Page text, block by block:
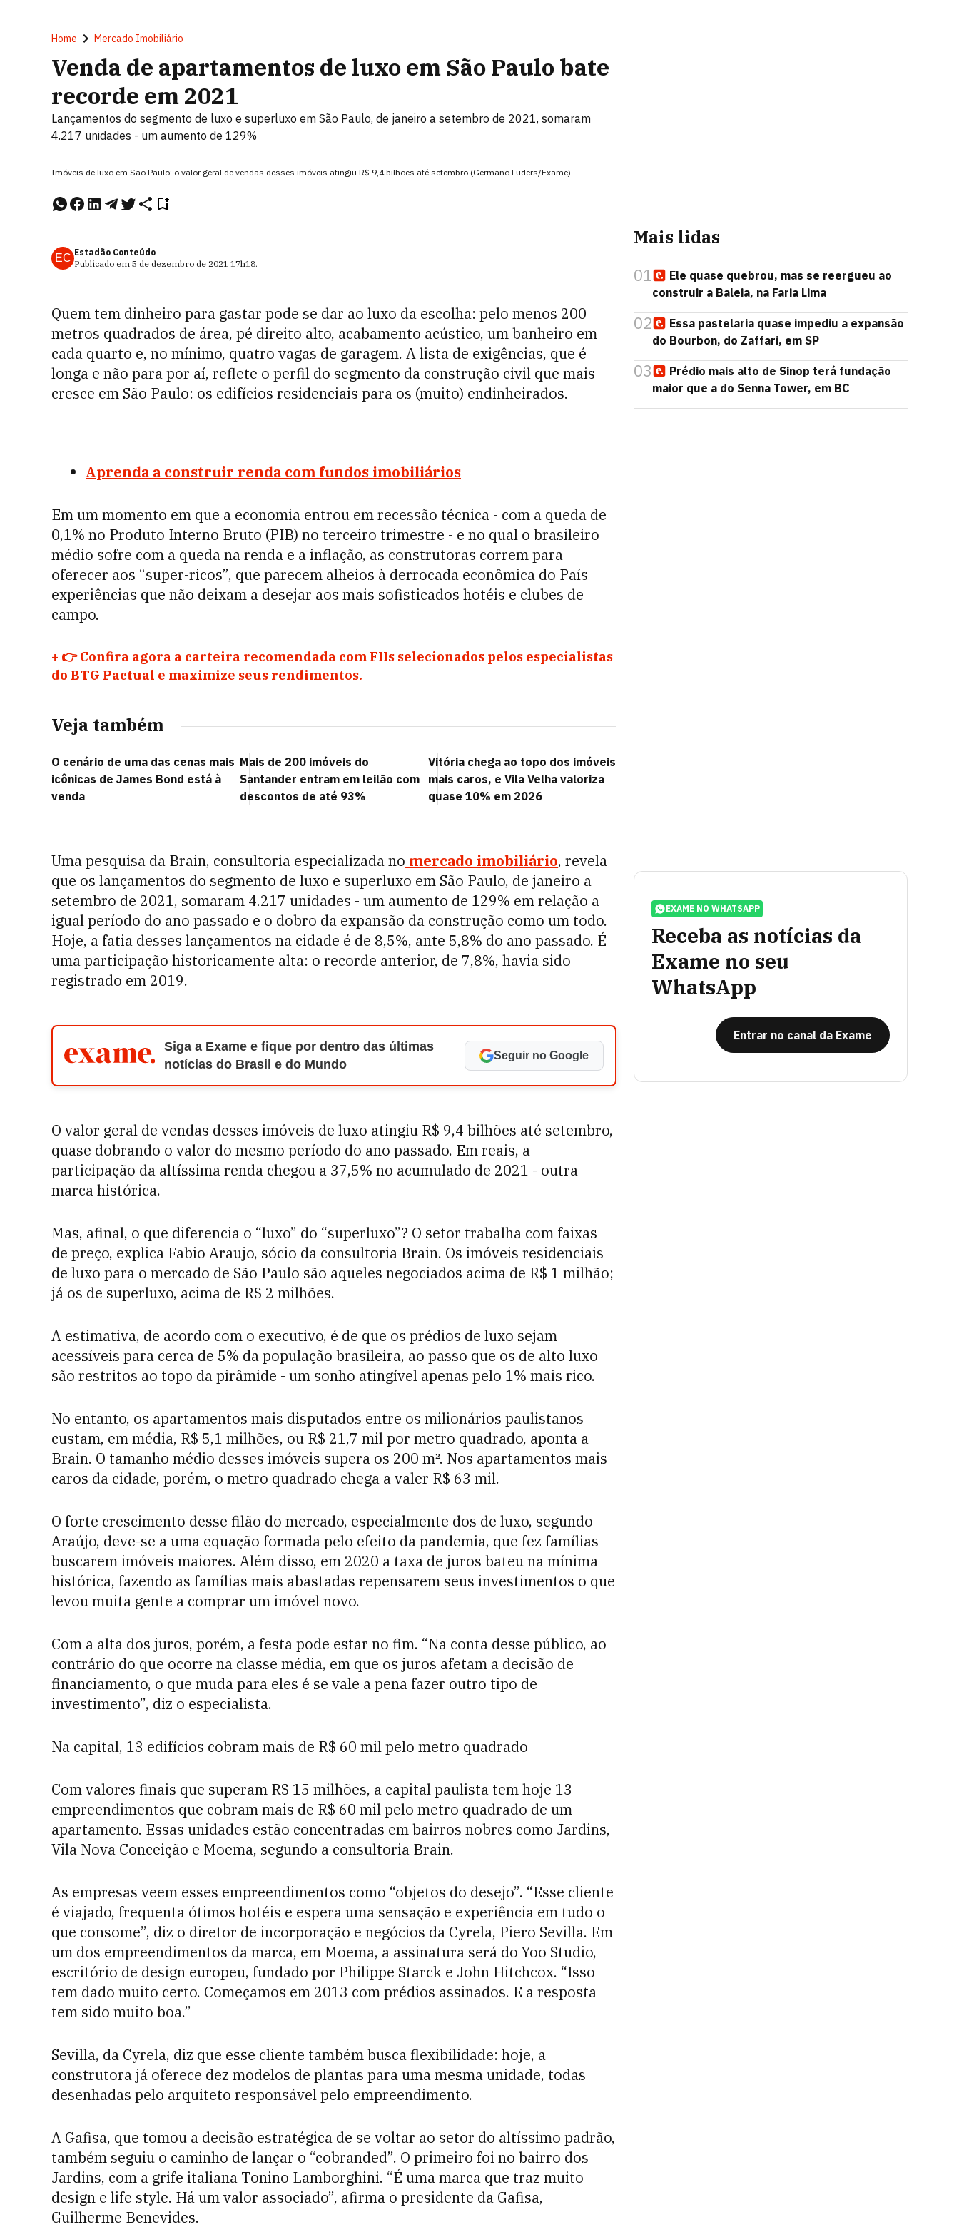
Home Mercado Imobiliário
Venda de apartamentos de luxo em São Paulo bate
recorde em 2021
Lançamentos do segmento de luxo e superluxo em São Paulo, de janeiro a setembro de 2021, somaram
4.217 unidades - um aumento de 129%
Imóveis de luxo em São Paulo: o valor geral de vendas desses imóveis atingiu R$ 9,4 bilhões até setembro (Germano Lüders/Exame)
EC Estadão Conteúdo
Publicado em 5 de dezembro de 2021 17h18.
Quem tem dinheiro para gastar pode se dar ao luxo da escolha: pelo menos 200
metros quadrados de área, pé direito alto, acabamento acústico, um banheiro em
cada quarto e, no mínimo, quatro vagas de garagem. A lista de exigências, que é
longa e não para por aí, reflete o perfil do segmento da construção civil que mais
cresce em São Paulo: os edifícios residenciais para os (muito) endinheirados.
Aprenda a construir renda com fundos imobiliários
Em um momento em que a economia entrou em recessão técnica - com a queda de
0,1% no Produto Interno Bruto (PIB) no terceiro trimestre - e no qual o brasileiro
médio sofre com a queda na renda e a inflação, as construtoras correm para
oferecer aos “super-ricos”, que parecem alheios à derrocada econômica do País
experiências que não deixam a desejar aos mais sofisticados hotéis e clubes de
campo.
+ 👉 Confira agora a carteira recomendada com FIIs selecionados pelos especialistas
do BTG Pactual e maximize seus rendimentos.
Veja também
O cenário de uma das cenas mais
icônicas de James Bond está à
venda
Mais de 200 imóveis do
Santander entram em leilão com
descontos de até 93%
Vitória chega ao topo dos imóveis
mais caros, e Vila Velha valoriza
quase 10% em 2026
Uma pesquisa da Brain, consultoria especializada no mercado imobiliário, revela
que os lançamentos do segmento de luxo e superluxo em São Paulo, de janeiro a
setembro de 2021, somaram 4.217 unidades - um aumento de 129% em relação a
igual período do ano passado e o dobro da expansão da construção como um todo.
Hoje, a fatia desses lançamentos na cidade é de 8,5%, ante 5,8% do ano passado. É
uma participação historicamente alta: o recorde anterior, de 7,8%, havia sido
registrado em 2019.
Siga a Exame e fique por dentro das últimas
notícias do Brasil e do Mundo
Seguir no Google
O valor geral de vendas desses imóveis de luxo atingiu R$ 9,4 bilhões até setembro,
quase dobrando o valor do mesmo período do ano passado. Em reais, a
participação da altíssima renda chegou a 37,5% no acumulado de 2021 - outra
marca histórica.
Mas, afinal, o que diferencia o “luxo” do “superluxo”? O setor trabalha com faixas
de preço, explica Fabio Araujo, sócio da consultoria Brain. Os imóveis residenciais
de luxo para o mercado de São Paulo são aqueles negociados acima de R$ 1 milhão;
já os de superluxo, acima de R$ 2 milhões.
A estimativa, de acordo com o executivo, é de que os prédios de luxo sejam
acessíveis para cerca de 5% da população brasileira, ao passo que os de alto luxo
são restritos ao topo da pirâmide - um sonho atingível apenas pelo 1% mais rico.
No entanto, os apartamentos mais disputados entre os milionários paulistanos
custam, em média, R$ 5,1 milhões, ou R$ 21,7 mil por metro quadrado, aponta a
Brain. O tamanho médio desses imóveis supera os 200 m². Nos apartamentos mais
caros da cidade, porém, o metro quadrado chega a valer R$ 63 mil.
O forte crescimento desse filão do mercado, especialmente dos de luxo, segundo
Araújo, deve-se a uma equação formada pelo efeito da pandemia, que fez famílias
buscarem imóveis maiores. Além disso, em 2020 a taxa de juros bateu na mínima
histórica, fazendo as famílias mais abastadas repensarem seus investimentos o que
levou muita gente a comprar um imóvel novo.
Com a alta dos juros, porém, a festa pode estar no fim. “Na conta desse público, ao
contrário do que ocorre na classe média, em que os juros afetam a decisão de
financiamento, o que muda para eles é se vale a pena fazer outro tipo de
investimento”, diz o especialista.
Na capital, 13 edifícios cobram mais de R$ 60 mil pelo metro quadrado
Com valores finais que superam R$ 15 milhões, a capital paulista tem hoje 13
empreendimentos que cobram mais de R$ 60 mil pelo metro quadrado de um
apartamento. Essas unidades estão concentradas em bairros nobres como Jardins,
Vila Nova Conceição e Moema, segundo a consultoria Brain.
As empresas veem esses empreendimentos como “objetos do desejo”. “Esse cliente
é viajado, frequenta ótimos hotéis e espera uma sensação e experiência em tudo o
que consome”, diz o diretor de incorporação e negócios da Cyrela, Piero Sevilla. Em
um dos empreendimentos da marca, em Moema, a assinatura será do Yoo Studio,
escritório de design europeu, fundado por Philippe Starck e John Hitchcox. “Isso
tem dado muito certo. Começamos em 2013 com prédios assinados. E a resposta
tem sido muito boa.”
Sevilla, da Cyrela, diz que esse cliente também busca flexibilidade: hoje, a
construtora já oferece dez modelos de plantas para uma mesma unidade, todas
desenhadas pelo arquiteto responsável pelo empreendimento.
A Gafisa, que tomou a decisão estratégica de se voltar ao setor do altíssimo padrão,
também seguiu o caminho de lançar o “cobranded”. O primeiro foi no bairro dos
Jardins, com a grife italiana Tonino Lamborghini. “É uma marca que traz muito
design e life style. Há um valor associado”, afirma o presidente da Gafisa,
Guilherme Benevides.
Mais lidas
01
Ele quase quebrou, mas se reergueu ao
construir a Baleia, na Faria Lima
02
Essa pastelaria quase impediu a expansão
do Bourbon, do Zaffari, em SP
03
Prédio mais alto de Sinop terá fundação
maior que a do Senna Tower, em BC
EXAME NO WHATSAPP
Receba as notícias da
Exame no seu
WhatsApp
Entrar no canal da Exame